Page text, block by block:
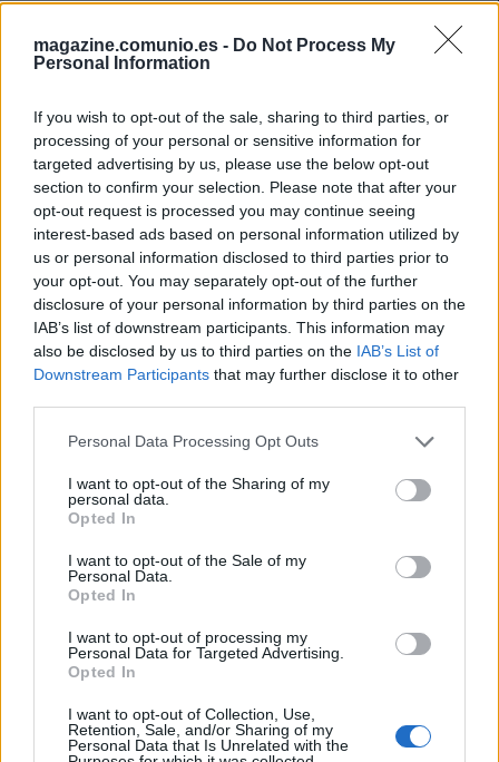
magazine.comunio.es - Do Not Process My
Personal Information
If you wish to opt-out of the sale, sharing to third parties, or
processing of your personal or sensitive information for
targeted advertising by us, please use the below opt-out
section to confirm your selection. Please note that after your
opt-out request is processed you may continue seeing
interest-based ads based on personal information utilized by
us or personal information disclosed to third parties prior to
your opt-out. You may separately opt-out of the further
disclosure of your personal information by third parties on the
IAB’s list of downstream participants. This information may
also be disclosed by us to third parties on the IAB’s List of
Downstream Participants that may further disclose it to other
Please note that this website/app uses one or more Google
not limited to your visit or usage behaviour. You may click to
grant or deny consent to Google and its third-party tags to
use your data for below specified purposes in below Google
consent section.
Personal Data Processing Opt Outs
I want to opt-out of the Sharing of my
personal data.
Opted In
I want to opt-out of the Sale of my
Personal Data.
Opted In
I want to opt-out of processing my
Personal Data for Targeted Advertising.
Opted In
I want to opt-out of Collection, Use,
Retention, Sale, and/or Sharing of my
Personal Data that Is Unrelated with the
Debut de los fichajes de invierno: Papu empieza fuerte
Además, otros fichajes de invierno debutaron por fin en la jornada 22.
Repasamos su rendimiento.